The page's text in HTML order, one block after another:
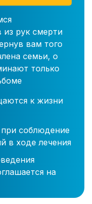
из рук смерти
вам того
семьи, о
только
к жизни
при соблюдение
в ходе лечения
на